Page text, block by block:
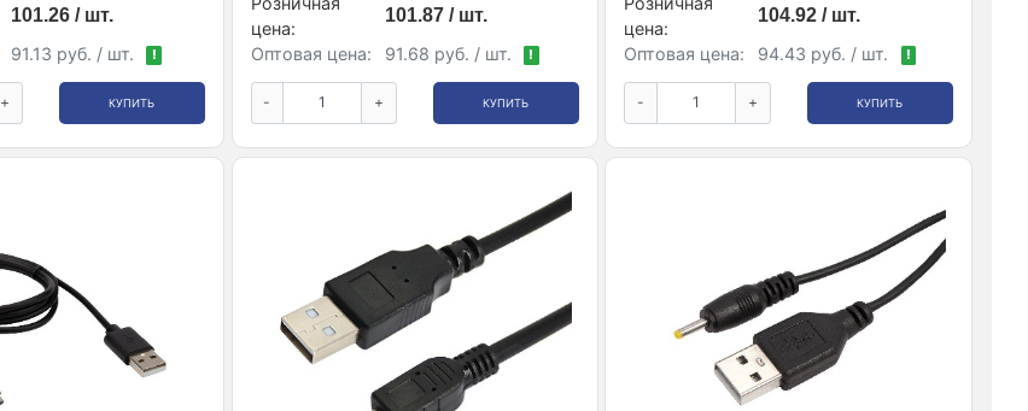
101.26 / шт.
91.13 руб. / шт. !
+ КУПИТЬ
цена:
101.87 / шт.
Оптовая цена:
91.68 руб. / шт. !
- + КУПИТЬ
цена:
104.92 / шт.
Оптовая цена:
94.43 руб. / шт. !
- + КУПИТЬ